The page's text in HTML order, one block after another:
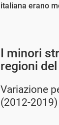
italiana erano
I minori
regioni del
Variazione
(2012-2019)